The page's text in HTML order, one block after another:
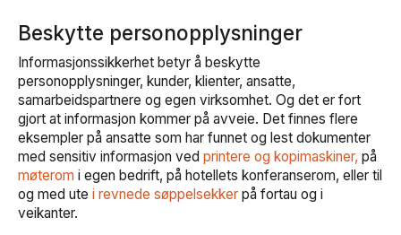
Beskytte personopplysninger
Informasjonssikkerhet betyr å beskytte
personopplysninger, kunder, klienter, ansatte,
samarbeidspartnere og egen virksomhet. Og det er fort
gjort at informasjon kommer på avveie. Det finnes flere
eksempler på ansatte som har funnet og lest dokumenter
med sensitiv informasjon ved printere og kopimaskiner, på
møterom i egen bedrift, på hotellets konferanserom, eller til
og med ute i revnede søppelsekker på fortau og i
veikanter.